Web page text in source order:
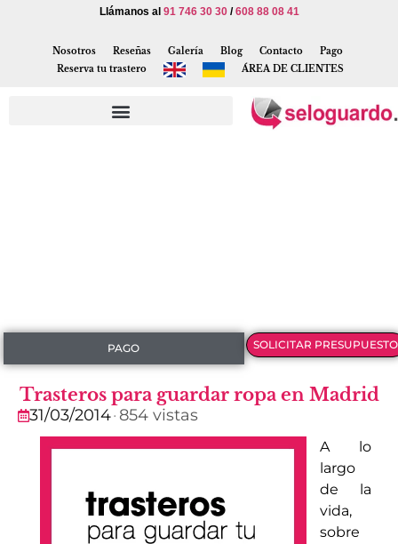
Llámanos al 91 746 30 30/608 88 08 41
Nosotros Reseñas Galería Blog Contacto
Pago
Reserva tu trastero
ÁREA DE CLIENTES
PAGO SOLICITAR PRESUPUESTO
Trasteros para guardar ropa en Madrid
31/03/2014· 854 vistas
A lo
largo
de la
vida,
sobre